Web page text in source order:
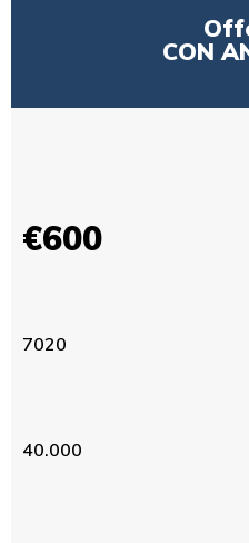
CON
€600
7020
40.000